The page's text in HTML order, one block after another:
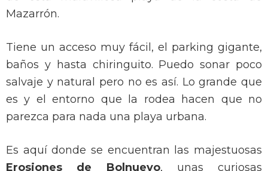
Mazarrón.
Tiene un acceso muy fácil, el parking gigante,
baños y hasta chiringuito. Puedo sonar poco
salvaje y natural pero no es así. Lo grande que
es y el entorno que la rodea hacen que no
parezca para nada una playa urbana.
Es aquí donde se encuentran las majestuosas
Erosiones de Bolnuevo, unas curiosas